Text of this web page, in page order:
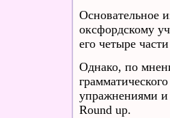
Основательное
оксфордскому
его четыре
Однако, по
упражнениями и
Round up.